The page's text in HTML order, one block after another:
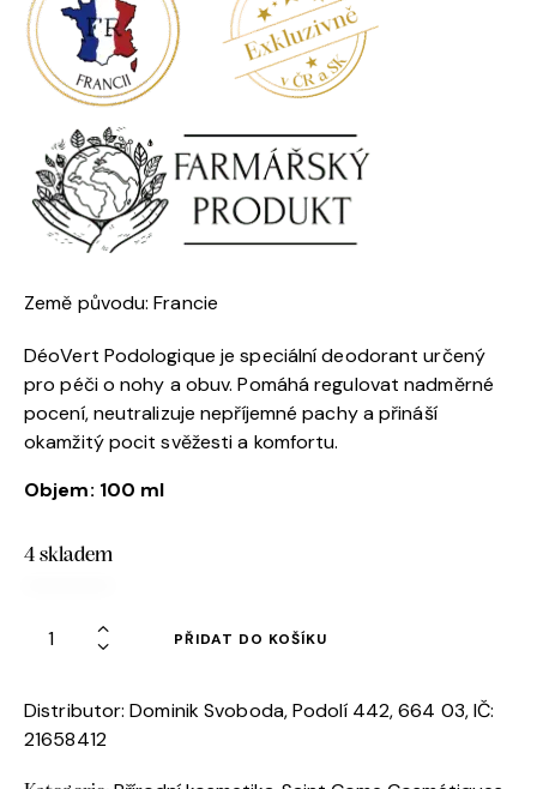
Země původu: Francie
DéoVert Podologique je speciální deodorant určený
pro péči o nohy a obuv. Pomáhá regulovat nadměrné
pocení, neutralizuje nepříjemné pachy a přináší
okamžitý pocit svěžesti a komfortu.
Objem: 100 ml
4 skladem
PŘIDAT DO KOŠÍKU
Distributor: Dominik Svoboda, Podolí 442, 664 03, IČ:
21658412